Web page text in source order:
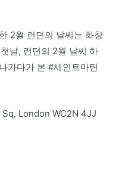
2월 런던의 날씨는 화창
날, 런던의 2월 날씨 하
가다가 본 #세인트마틴
London WC2N 4JJ